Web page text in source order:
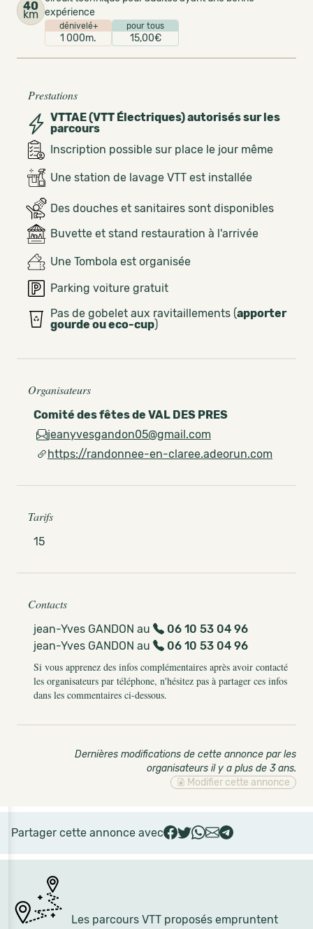
Les parcours VTT proposés empruntent
40
km expérience
dénivelé+
1 000m.
pour tous
15,00€
Prestations
VTTAE (VTT Électriques) autorisés sur les
parcours
Inscription possible sur place le jour même
Une station de lavage VTT est installée
Des douches et sanitaires sont disponibles
Buvette et stand restauration à l'arrivée
Une Tombola est organisée
Parking voiture gratuit
Pas de gobelet aux ravitaillements (apporter
gourde ou eco-cup)
Organisateurs
Comité des fêtes de VAL DES PRES
jeanyvesgandon05@gmail.com
https://randonnee-en-claree.adeorun.com
Tarifs
15
Contacts
jean-Yves GANDON au
06 10 53 04 96
jean-Yves GANDON au
06 10 53 04 96
Si vous apprenez des infos complémentaires après avoir contacté
les organisateurs par téléphone, n'hésitez pas à partager ces infos
dans les commentaires ci-dessous.
Dernières modifications de cette annonce par les
organisateurs il y a plus de 3 ans.
Modifier cette annonce
Partager cette annonce avec